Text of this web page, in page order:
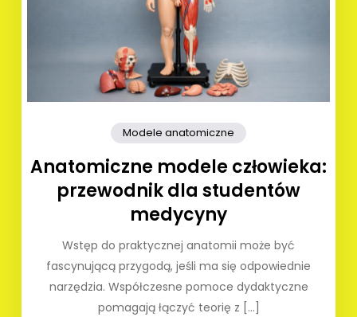
Modele anatomiczne
Anatomiczne modele człowieka:
przewodnik dla studentów
medycyny
Wstęp do praktycznej anatomii może być
fascynującą przygodą, jeśli ma się odpowiednie
narzędzia. Współczesne pomoce dydaktyczne
pomagają łączyć teorię z […]